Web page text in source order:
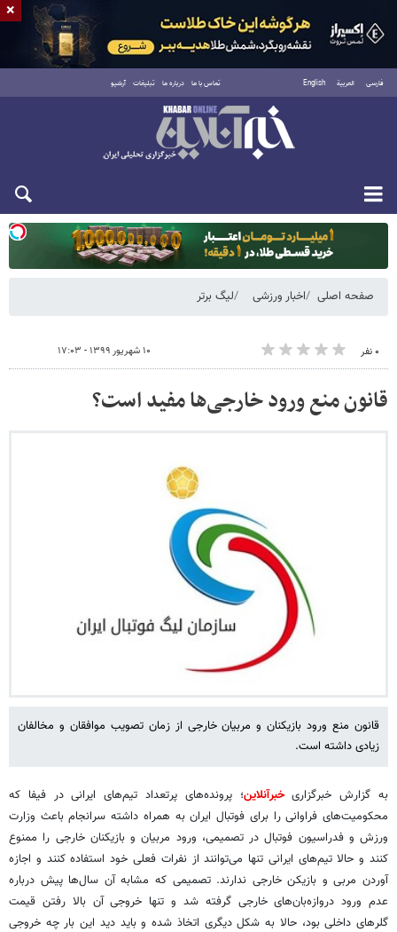
فارسی العربية English تماس با ما درباره ما تبلیغات آرشیو
یکشنبه ۱۸ مرداد ۱۴۰۵
صفحه اصلی اخبار ورزشی لیگ برتر
۰ نفر ۱۰ شهریور ۱۳۹۹ - ۱۷:۰۳
قانون منع ورود خارجی‌ها مفید است؟
قانون منع ورود بازیکنان و مربیان خارجی از زمان تصویب موافقان و مخالفان
زیادی داشته است.
به گزارش خبرگزاریخبرآنلاین؛ پرونده‌های پرتعداد تیم‌های ایرانی در فیفا که
محکومیت‌های فراوانی را برای فوتبال ایران به همراه داشته سرانجام باعث وزارت
ورزش و فدراسیون فوتبال در تصمیمی، ورود مربیان و بازیکنان خارجی را ممنوع
کنند و حالا تیم‌های ایرانی تنها می‌توانند از نفرات فعلی خود استفاده کنند و اجازه
آوردن مربی و بازیکن خارجی ندارند. تصمیمی که مشابه آن سال‌ها پیش درباره
عدم ورود دروازه‌بان‌های خارجی گرفته شد و تنها خروجی آن بالا رفتن قیمت
گلرهای داخلی بود، حالا به شکل دیگری اتخاذ شده و باید دید این بار چه خروجی
×